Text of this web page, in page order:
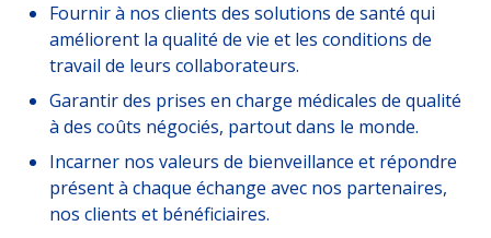
Fournir à nos clients des solutions de santé qui
améliorent la qualité de vie et les conditions de
travail de leurs collaborateurs.
Garantir des prises en charge médicales de qualité
à des coûts négociés, partout dans le monde.
Incarner nos valeurs de bienveillance et répondre
présent à chaque échange avec nos partenaires,
nos clients et bénéficiaires.